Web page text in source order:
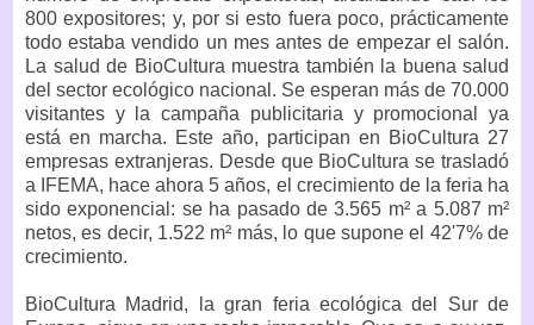
800 expositores; y, por si esto fuera poco, prácticamente
todo estaba vendido un mes antes de empezar el salón.
La salud de BioCultura muestra también la buena salud
del sector ecológico nacional. Se esperan más de 70.000
visitantes y la campaña publicitaria y promocional ya
está en marcha. Este año, participan en BioCultura 27
empresas extranjeras. Desde que BioCultura se trasladó
a IFEMA, hace ahora 5 años, el crecimiento de la feria ha
sido exponencial: se ha pasado de 3.565 m² a 5.087 m²
netos, es decir, 1.522 m² más, lo que supone el 42'7% de
crecimiento.
BioCultura Madrid, la gran feria ecológica del Sur de